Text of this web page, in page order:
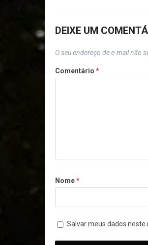
DEIXE UM
O seu endereço de e-mail não
Comentário *
Nome*
Salvar meus dados